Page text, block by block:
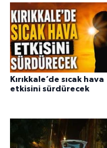
Kırıkkale’de sıcak hava
etkisini sürdürecek